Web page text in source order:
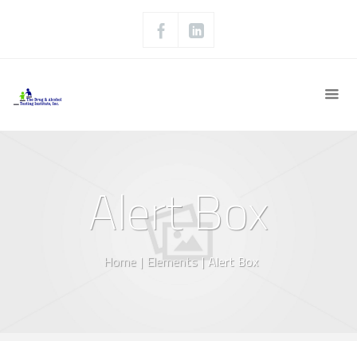
Alert Box
Home | Elements | Alert Box